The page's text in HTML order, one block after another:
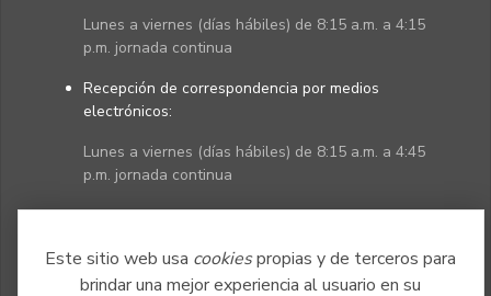
Este sitio web usa cookiespropias y de terceros para
brindar una mejor experiencia al usuario en su
Lunes a viernes (días hábiles) de 8:15 a.m. a 4:15
p.m. jornada continua
Recepción de correspondencia por medios
electrónicos:
Lunes a viernes (días hábiles) de 8:15 a.m. a 4:45
p.m. jornada continua